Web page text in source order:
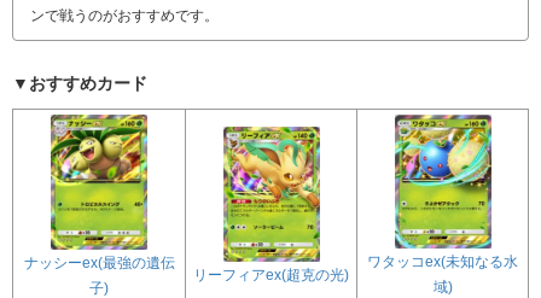
ンで戦うのがおすすめです。
▼おすすめカード
ナッシーex(最強の遺伝
子)
リーフィアex(超克の光)
ワタッコex(未知なる水
域)